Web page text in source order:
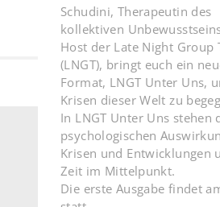
Schudini, Therapeutin des
kollektiven
Host der Late Night Group
(LNGT), bringt euch ein
Format, LNGT Unter Uns,
Krisen dieser Welt zu
In LNGT Unter Uns stehen
psychologischen
Krisen und Entwicklungen
Zeit im Mittelpunkt.
Die erste Ausgabe findet